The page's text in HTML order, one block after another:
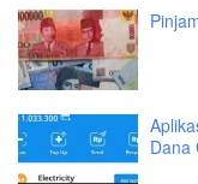
Dana